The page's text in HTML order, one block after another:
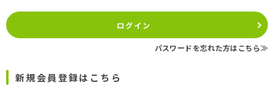
ログイン
パスワードを忘れた方はこちら≫
新規会員登録はこちら